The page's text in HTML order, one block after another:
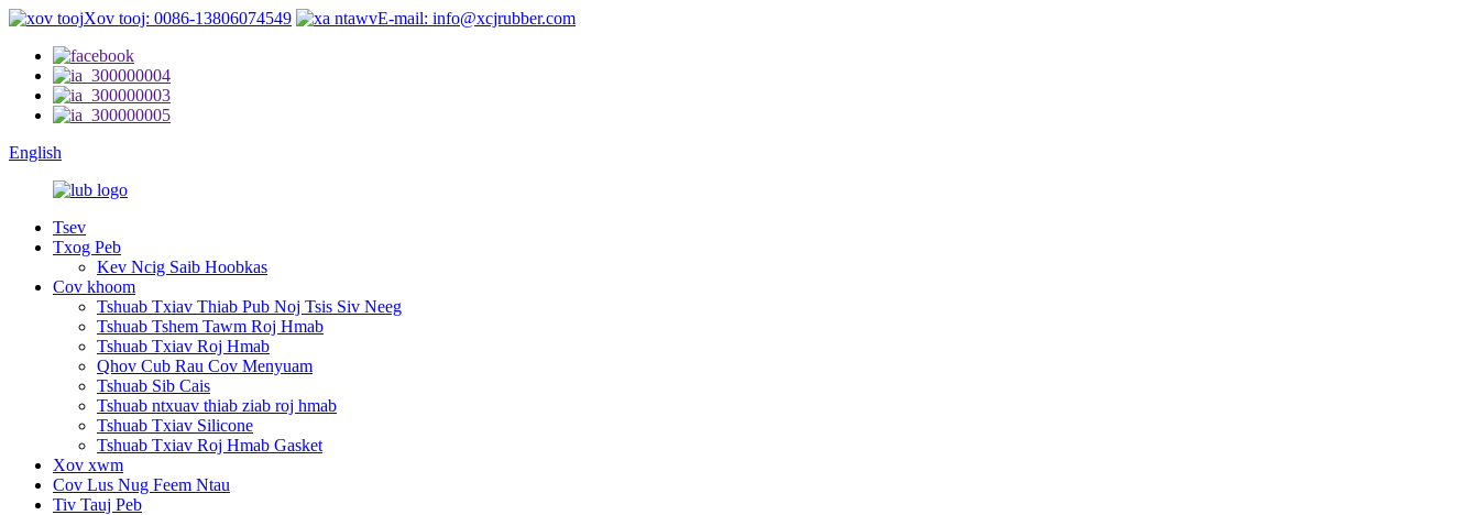
Xov tooj: 0086-13806074549 E-mail: info@xcjrubber.com
English
Tsev
Txog Peb
Kev Ncig Saib Hoobkas
Cov khoom
Tshuab Txiav Thiab Pub Noj Tsis Siv Neeg
Tshuab Tshem Tawm Roj Hmab
Tshuab Txiav Roj Hmab
Qhov Cub Rau Cov Menyuam
Tshuab Sib Cais
Tshuab ntxuav thiab ziab roj hmab
Tshuab Txiav Silicone
Tshuab Txiav Roj Hmab Gasket
Xov xwm
Cov Lus Nug Feem Ntau
Tiv Tauj Peb